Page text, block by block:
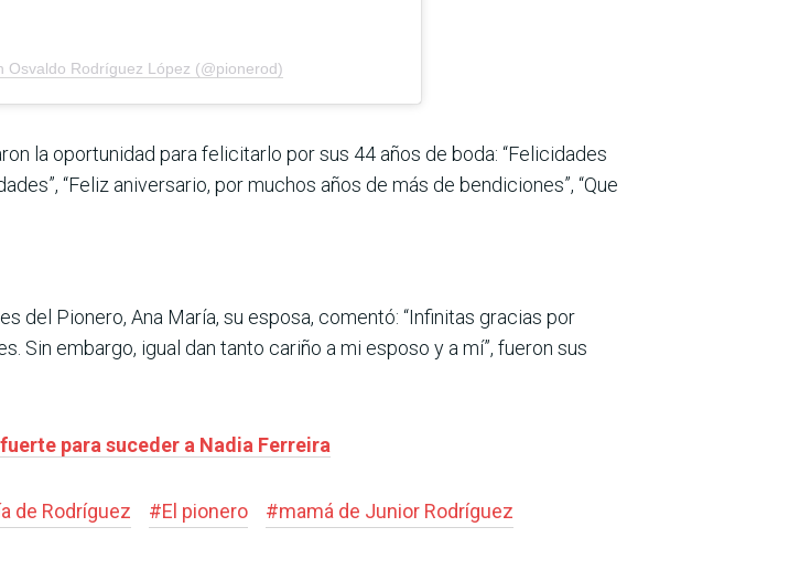
Osvaldo Rodríguez López (@pionerod)
la oportunidad para felicitarlo por sus 44 años de boda: “Felicidades
“Feliz aniversario, por muchos años de más de bendiciones”, “Que
del Pionero, Ana María, su esposa, comentó: “Infinitas gracias por
Sin embargo, igual dan tanto cariño a mi esposo y a mí”, fueron sus
para suceder a Nadia Ferreira
de Rodríguez #El pionero #mamá de Junior Rodríguez